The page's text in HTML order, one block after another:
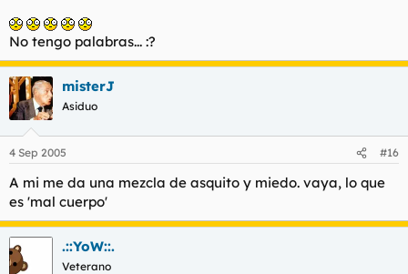
No tengo palabras... :?
misterJ
Asiduo
4 Sep 2005 #16
A mi me da una mezcla de asquito y miedo. vaya, lo que
es 'mal cuerpo'
.::YoW::.
Veterano